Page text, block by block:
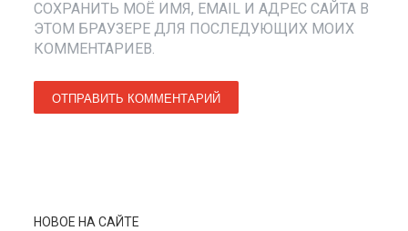
СОХРАНИТЬ МОЁ ИМЯ, EMAIL И АДРЕС САЙТА В
ЭТОМ БРАУЗЕРЕ ДЛЯ ПОСЛЕДУЮЩИХ МОИХ
КОММЕНТАРИЕВ.
НОВОЕ НА САЙТЕ